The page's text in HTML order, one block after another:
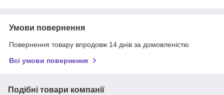
Умови повернення
Повернення товару впродовж 14 днів за домовленістю
Всі умови повернення
Подібні товари компанії